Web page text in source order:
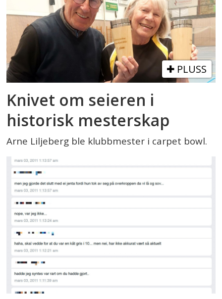
PLUSS
Knivet om seieren i
historisk mesterskap
Arne Liljeberg ble klubbmester i carpet bowl.